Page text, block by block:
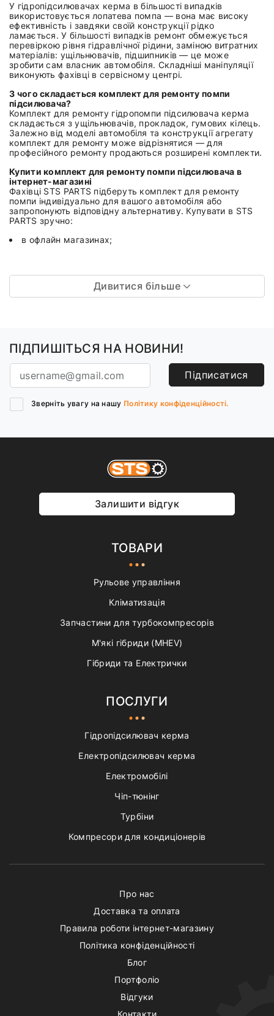
У гідропідсилювачах керма в більшості випадків
використовується лопатева помпа — вона має високу
ефективність і завдяки своїй конструкції рідко
ламається. У більшості випадків ремонт обмежується
перевіркою рівня гідравлічної рідини, заміною витратних
матеріалів: ущільнювачів, підшипників — це може
зробити сам власник автомобіля. Складніші маніпуляції
виконують фахівці в сервісному центрі.
З чого складається комплект для ремонту помпи
підсилювача?
Комплект для ремонту гідропомпи підсилювача керма
складається з ущільнювачів, прокладок, гумових кілець.
Залежно від моделі автомобіля та конструкції агрегату
комплект для ремонту може відрізнятися — для
професійного ремонту продаються розширені комплекти.
Купити комплект для ремонту помпи підсилювача в
інтернет-магазині
Фахівці STS PARTS підберуть комплект для ремонту
помпи індивідуально для вашого автомобіля або
запропонують відповідну альтернативу. Купувати в STS
PARTS зручно:
в офлайн магазинах;
Дивитися більше
ПІДПИШІТЬСЯ НА НОВИНИ!
Підписатися
Зверніть увагу на нашу Політику конфіденційності.
Залишити відгук
ТОВАРИ
Рульове управління
Кліматизація
Запчастини для турбокомпресорів
М'які гібриди (MHEV)
Гібриди та Електрички
ПОСЛУГИ
Гідропідсилювач керма
Електропідсилювач керма
Електромобілі
Чіп-тюнінг
Турбіни
Компресори для кондиціонерів
Про нас
Доставка та оплата
Правила роботи інтернет-магазину
Політика конфіденційності
Блог
Портфоліо
Відгуки
Контакти